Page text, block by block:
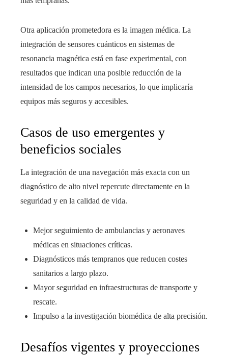
Otra aplicación prometedora es la imagen médica. La
integración de sensores cuánticos en sistemas de
resonancia magnética está en fase experimental, con
resultados que indican una posible reducción de la
intensidad de los campos necesarios, lo que implicaría
equipos más seguros y accesibles.
Casos de uso emergentes y
beneficios sociales
La integración de una navegación más exacta con un
diagnóstico de alto nivel repercute directamente en la
seguridad y en la calidad de vida.
Mejor seguimiento de ambulancias y aeronaves
médicas en situaciones críticas.
Diagnósticos más tempranos que reducen costes
sanitarios a largo plazo.
Mayor seguridad en infraestructuras de transporte y
rescate.
Impulso a la investigación biomédica de alta precisión.
Desafíos vigentes y proyecciones